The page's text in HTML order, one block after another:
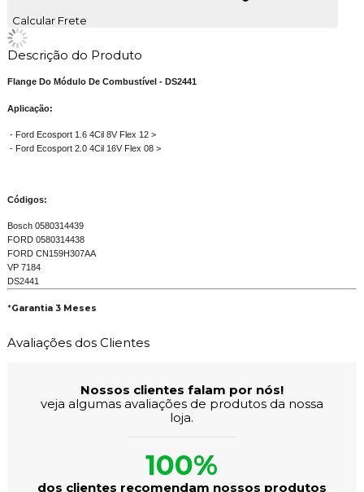
Calcular Frete
Descrição do Produto
Flange Do Módulo De Combustível - DS2441
Aplicação:
- Ford Ecosport 1.6 4Cil 8V Flex 12 >
- Ford Ecosport 2.0 4Cil 16V Flex 08 >
Códigos:
Bosch 0580314439
FORD 0580314438
FORD CN159H307AA
VP 7184
DS2441
*Garantia 3 Meses
Avaliações dos Clientes
Nossos clientes falam por nós!
veja algumas avaliações de produtos da nossa
loja.
100%
dos clientes recomendam nossos produtos